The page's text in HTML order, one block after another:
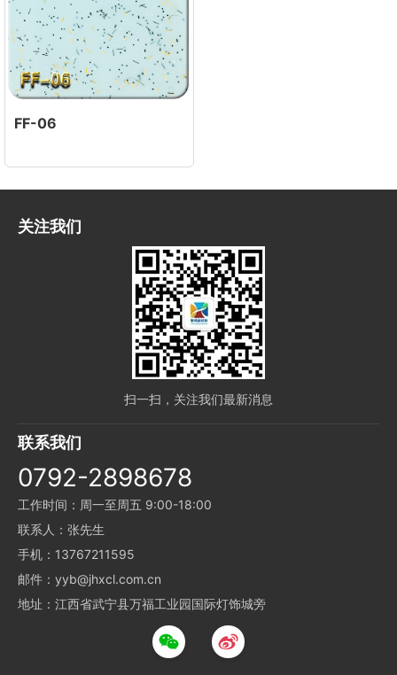
FF-06
关注我们
扫一扫，关注我们最新消息
联系我们
0792-2898678
工作时间：周一至周五 9:00-18:00
联系人：张先生
手机：13767211595
邮件：yyb@jhxcl.com.cn
地址：江西省武宁县万福工业园国际灯饰城旁